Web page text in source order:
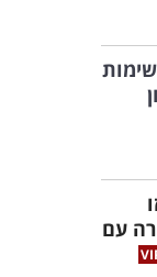
מרשימות
עם